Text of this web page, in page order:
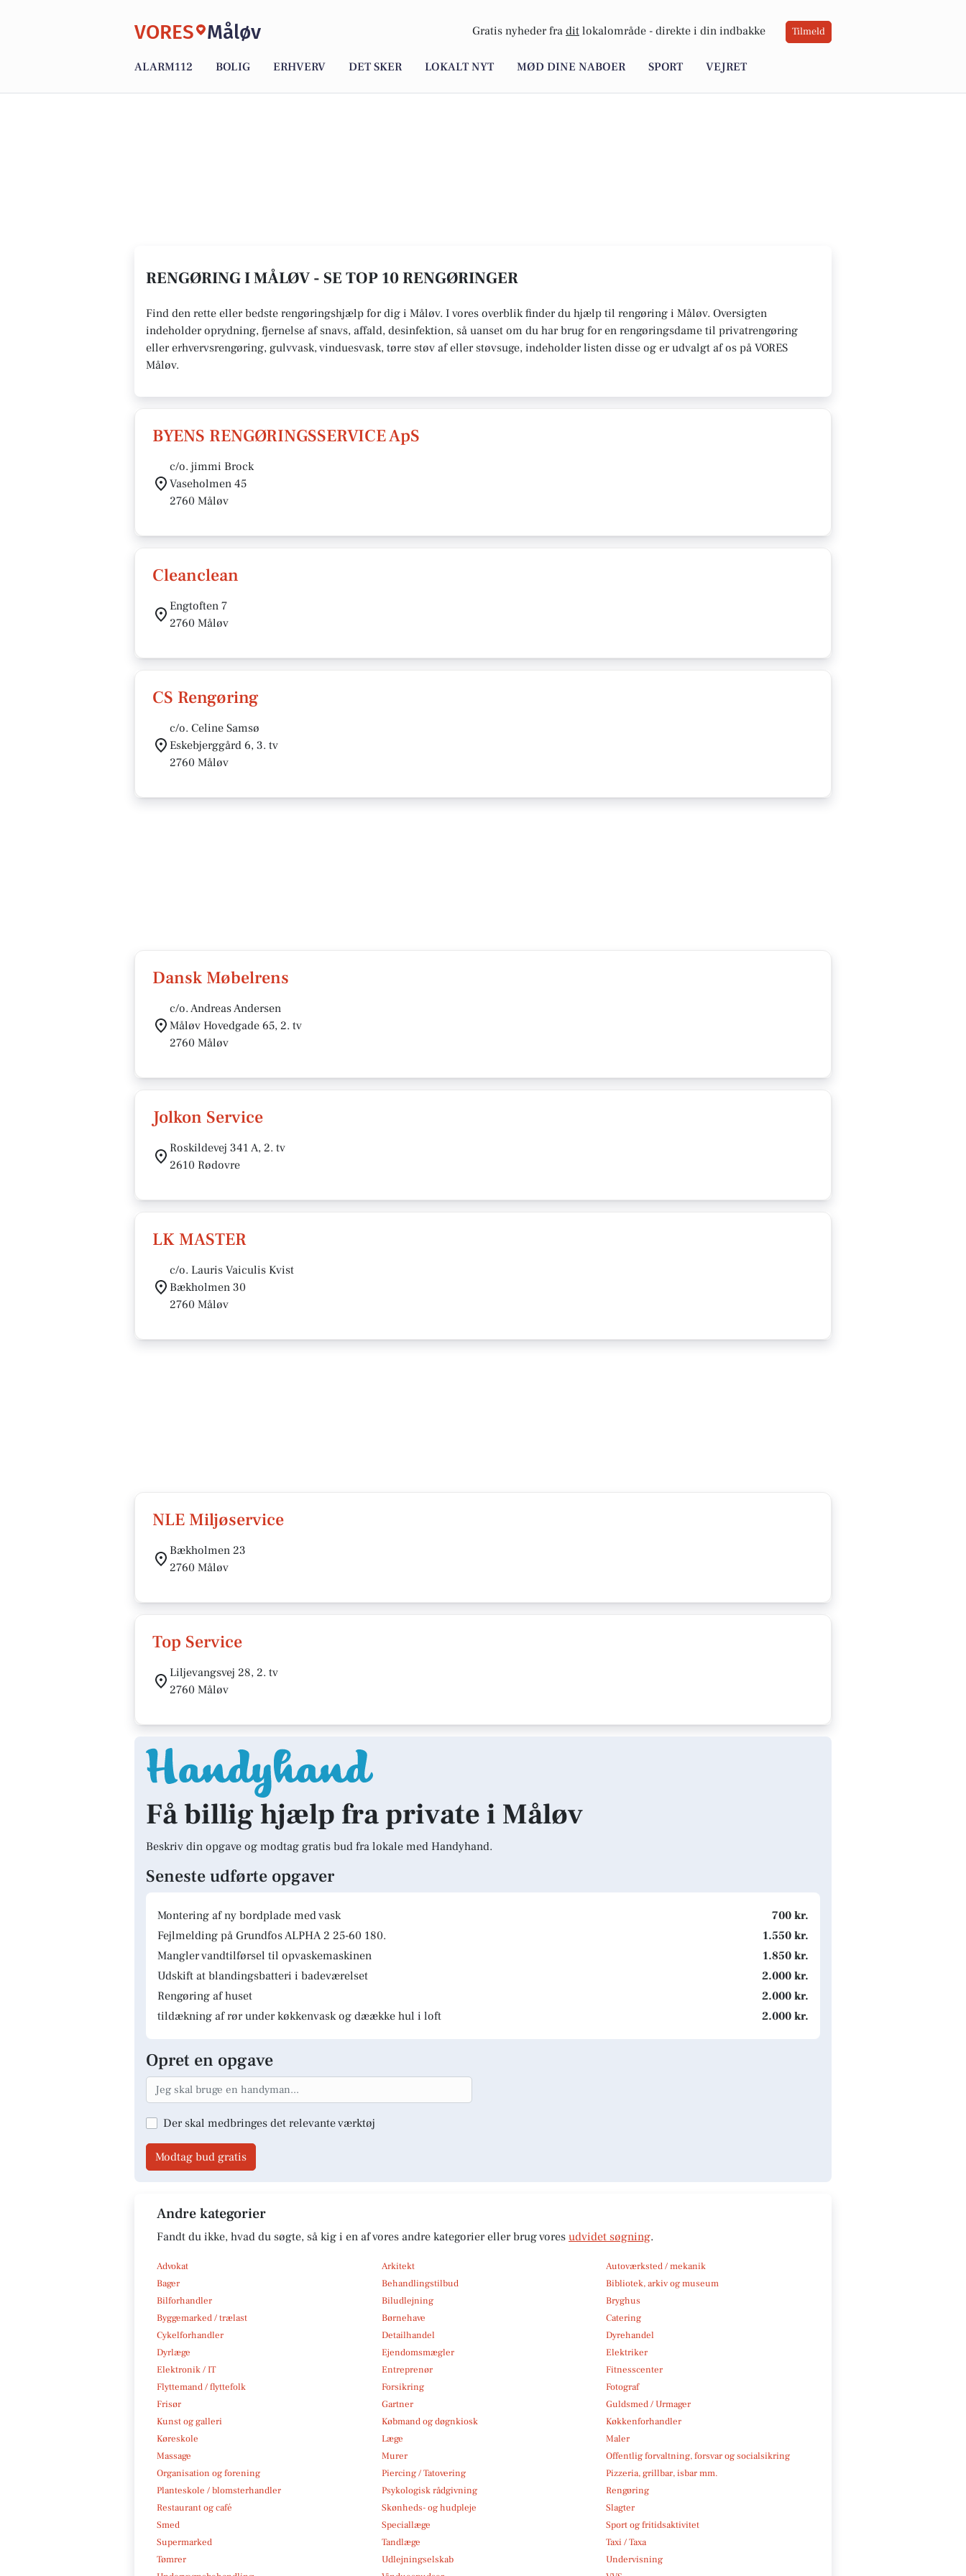
VORES Måløv Gratis nyheder fra dit lokalområde - direkte i din indbakke Tilmeld
ALARM112 BOLIG ERHVERV DET SKER LOKALT NYT MØD DINE NABOER SPORT VEJRET
RENGØRING I MÅLØV - SE TOP 10 RENGØRINGER
Find den rette eller bedste rengøringshjælp for dig i Måløv. I vores overblik finder du hjælp til rengøring i Måløv. Oversigten
indeholder oprydning, fjernelse af snavs, affald, desinfektion, så uanset om du har brug for en rengøringsdame til privatrengøring
eller erhvervsrengøring, gulvvask, vinduesvask, tørre støv af eller støvsuge, indeholder listen disse og er udvalgt af os på VORES
Måløv.
BYENS RENGØRINGSSERVICE ApS
c/o. jimmi Brock
Vaseholmen 45
2760 Måløv
Cleanclean
Engtoften 7
2760 Måløv
CS Rengøring
c/o. Celine Samsø
Eskebjerggård 6, 3. tv
2760 Måløv
Dansk Møbelrens
c/o. Andreas Andersen
Måløv Hovedgade 65, 2. tv
2760 Måløv
Jolkon Service
Roskildevej 341 A, 2. tv
2610 Rødovre
LK MASTER
c/o. Lauris Vaiculis Kvist
Bækholmen 30
2760 Måløv
NLE Miljøservice
Bækholmen 23
2760 Måløv
Top Service
Liljevangsvej 28, 2. tv
2760 Måløv
Få billig hjælp fra private i Måløv
Beskriv din opgave og modtag gratis bud fra lokale med Handyhand.
Seneste udførte opgaver
Montering af ny bordplade med vask
700 kr.
Fejlmelding på Grundfos ALPHA 2 25-60 180.
1.550 kr.
Mangler vandtilførsel til opvaskemaskinen
1.850 kr.
Udskift at blandingsbatteri i badeværelset
2.000 kr.
Rengøring af huset
2.000 kr.
tildækning af rør under køkkenvask og dæække hul i loft
2.000 kr.
Opret en opgave
Der skal medbringes det relevante værktøj
Modtag bud gratis
Andre kategorier
Fandt du ikke, hvad du søgte, så kig i en af vores andre kategorier eller brug vores udvidet søgning.
Advokat Arkitekt
Autoværksted / mekanik
Bager
Behandlingstilbud
Bibliotek, arkiv og museum
Bilforhandler
Biludlejning
Bryghus
Byggemarked / trælast
Børnehave
Catering
Cykelforhandler
Detailhandel
Dyrehandel
Dyrlæge
Ejendomsmægler
Elektriker
Elektronik / IT
Entreprenør
Fitnesscenter
Flyttemand / flyttefolk
Forsikring
Fotograf
Frisør
Gartner
Guldsmed / Urmager
Kunst og galleri
Købmand og døgnkiosk
Køkkenforhandler
Køreskole
Læge
Maler
Massage
Murer
Offentlig forvaltning, forsvar og socialsikring
Organisation og forening
Piercing / Tatovering
Pizzeria, grillbar, isbar mm.
Planteskole / blomsterhandler
Psykologisk rådgivning
Rengøring
Restaurant og café
Skønheds- og hudpleje
Slagter
Smed
Speciallæge
Sport og fritidsaktivitet
Supermarked
Tandlæge
Taxi / Taxa
Tømrer
Udlejningselskab
Undervisning